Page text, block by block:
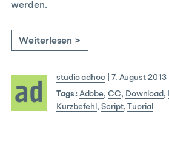
werden.
Weiterlesen >
studio adhoc 7. August 2013|
Tags: Adobe,CC, Download ,
Kurzbefehl ,Script,Tuorial